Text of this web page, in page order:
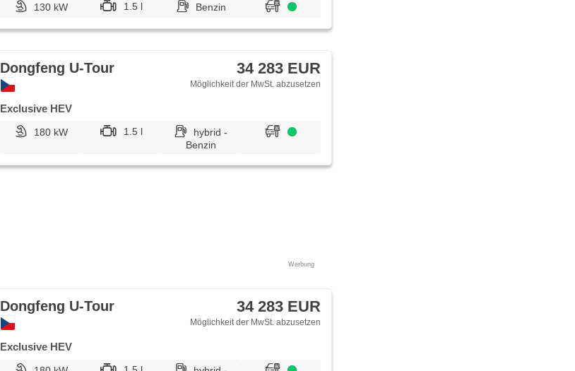
130 kW 1.5 l Benzin
Dongfeng U-Tour 34 283 EUR
Möglichkeit der MwSt. abzusetzen
Exclusive HEV
180 kW 1.5 l
hybrid -
Benzin
Werbung
Dongfeng U-Tour 34 283 EUR
Möglichkeit der MwSt. abzusetzen
Exclusive HEV